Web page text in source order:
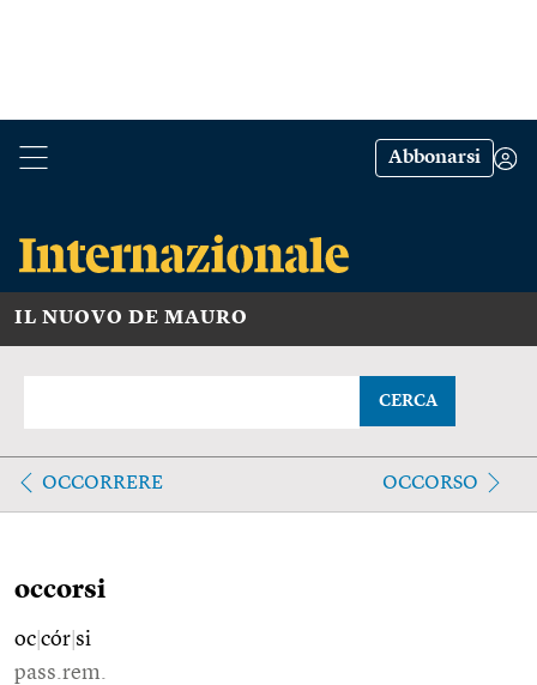
Abbonarsi
IL NUOVO DE MAURO
CERCA
OCCORRERE OCCORSO
occorsi
oc cór si
pass.rem.